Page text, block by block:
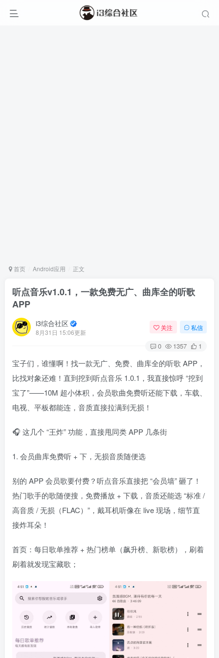
首页 Android应用 正文
听点音乐v1.0.1，一款免费无广、曲库全的听歌
APP
i3综合社区
8月31日 15:06更新
关注 私信
0 1357 1
宝子们，谁懂啊！找一款无广、免费、曲库全的听歌 APP，
比找对象还难！直到挖到听点音乐 1.0.1，我直接惊呼 “挖到
宝了”——10M 超小体积，会员歌曲免费听还能下载，车载、
电视、平板都能连，音质直接拉满到无损！
🎧 这几个 “王炸” 功能，直接甩同类 APP 几条街
1. 会员曲库免费听 + 下，无损音质随便选
别的 APP 会员歌要付费？听点音乐直接把 “会员墙” 砸了！
热门歌手的歌随便搜，免费播放 + 下载，音质还能选 “标准 /
高音质 / 无损（FLAC）”，戴耳机听像在 live 现场，细节直
接炸耳朵！
首页：每日歌单推荐 + 热门榜单（飙升榜、新歌榜），刷着
刷着就发现宝藏歌；